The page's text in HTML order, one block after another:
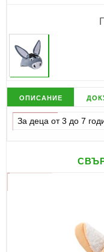
описание
За деца от 3 до 7